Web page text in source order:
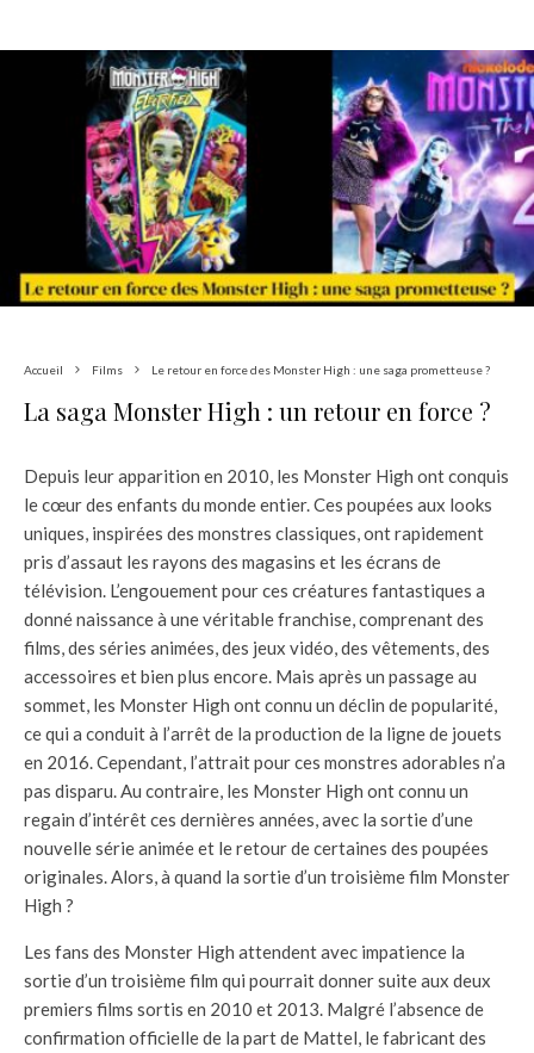
Accueil Films Le retour en force des Monster High : une saga prometteuse ?
La saga Monster High : un retour en force ?
Depuis leur apparition en 2010, les Monster High ont conquis
le cœur des enfants du monde entier. Ces poupées aux looks
uniques, inspirées des monstres classiques, ont rapidement
pris d’assaut les rayons des magasins et les écrans de
télévision. L’engouement pour ces créatures fantastiques a
donné naissance à une véritable franchise, comprenant des
films, des séries animées, des jeux vidéo, des vêtements, des
accessoires et bien plus encore. Mais après un passage au
sommet, les Monster High ont connu un déclin de popularité,
ce qui a conduit à l’arrêt de la production de la ligne de jouets
en 2016. Cependant, l’attrait pour ces monstres adorables n’a
pas disparu. Au contraire, les Monster High ont connu un
regain d’intérêt ces dernières années, avec la sortie d’une
nouvelle série animée et le retour de certaines des poupées
originales. Alors, à quand la sortie d’un troisième film Monster
High ?
Les fans des Monster High attendent avec impatience la
sortie d’un troisième film qui pourrait donner suite aux deux
premiers films sortis en 2010 et 2013. Malgré l’absence de
confirmation officielle de la part de Mattel, le fabricant des